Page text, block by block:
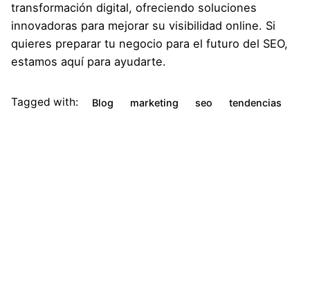
transformación digital, ofreciendo soluciones
innovadoras para mejorar su visibilidad online. Si
quieres preparar tu negocio para el futuro del SEO,
estamos aquí para ayudarte.
Tagged with: Blog marketing seo tendencias